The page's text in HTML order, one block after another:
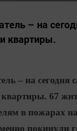
– на
квартиры.
– на сегодня
67
в пожарах
покинули